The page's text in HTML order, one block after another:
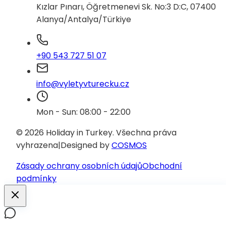
Kızlar Pınarı, Öğretmenevi Sk. No:3 D:C, 07400
Alanya/Antalya/Türkiye
+90 543 727 51 07
info@vyletyvturecku.cz
Mon - Sun: 08:00 - 22:00
© 2026 Holiday in Turkey. Všechna práva
vyhrazena|Designed byCOSMOS
Zásady ochrany osobních údajůObchodní
podmínky